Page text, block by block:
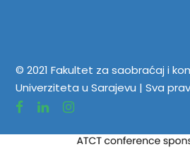
© 2021 Fakultet za saobraćaj i
Univerziteta u Sarajevu | Sva